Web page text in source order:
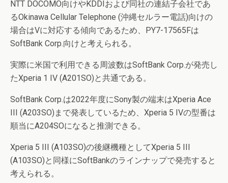
NTT DOCOMO向けやKDDIおよび同社の連結子会社であ
るOkinawa Cellular Telephone (沖縄セルラー電話)向けの
場合はVに対応する傾向であるため、PY7-17565Fは
SoftBank Corp.向けと考えられる。
実際に米国で利用できる周波数はSoftBank Corp.が発売し
たXperia 1 IV (A201SO)と共通である。
SoftBank Corp.は2022年度にSony製の端末はXperia Ace
III (A203SO)まで発表しているため、Xperia 5 IVの型番は
順当にA204SOになると推測できる。
Xperia 5 III (A103SO)の後継機種としてXperia 5 III
(A103SO)と同様にSoftBankのラインナップで発売すると
考えられる。